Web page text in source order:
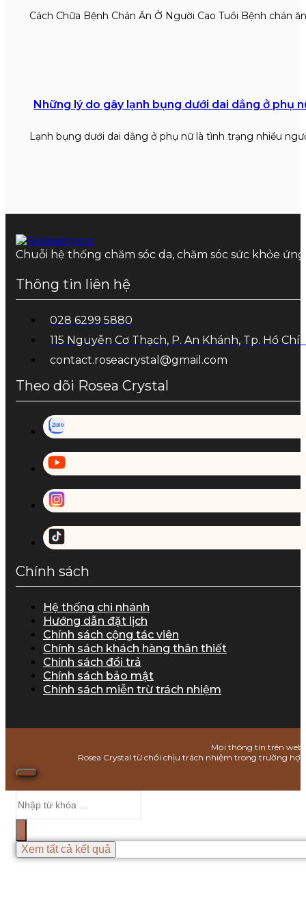
Cách Chữa Bệnh Chán Ăn Ở Người Cao Tuổi Bệnh chán
Những lý do gây lạnh bụng dưới dai dẳng ở phụ
Lạnh bụng dưới dai dẳng ở phụ nữ là tình trạng nhiều
Chuỗi hệ thống chăm sóc da, chăm sóc sức khỏe
Thông tin liên hệ
028 6299 5880
115 Nguyễn Cơ Thạch, P. An Khánh, Tp. Hồ Chí
contact.roseacrystal@gmail.com
Theo dõi Rosea Crystal
Chính sách
Hệ thống chi nhánh
Hướng dẫn đặt lịch
Chính sách cộng tác viên
Chính sách khách hàng thân thiết
Chính sách đổi trả
Chính sách bảo mật
Chính sách miễn trừ trách nhiệm
Mọi thông tin trên
Rosea Crystal từ chối chịu trách nhiệm trong trường
...
Xem tất cả kết quả